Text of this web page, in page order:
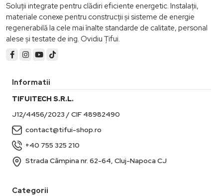
Soluții integrate pentru clădiri eficiente energetic. Instalații,
materiale conexe pentru construcții și sisteme de energie
regenerabilă la cele mai înalte standarde de calitate, personal
alese și testate de ing. Ovidiu Țifui.
Informatii
TIFUITECH S.R.L.
J12/4456/2023 / CIF 48982490
contact@tifui-shop.ro
+40 755 325 210
Strada Câmpina nr. 62-64, Cluj-Napoca CJ
Categorii